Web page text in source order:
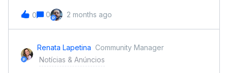
com os processos que você já tem rodando. Sem
reconstruir nada. Sem começar do zero.
0 0 2 months ago
Renata Lapetina Community Manager
Notícias & Anúncios